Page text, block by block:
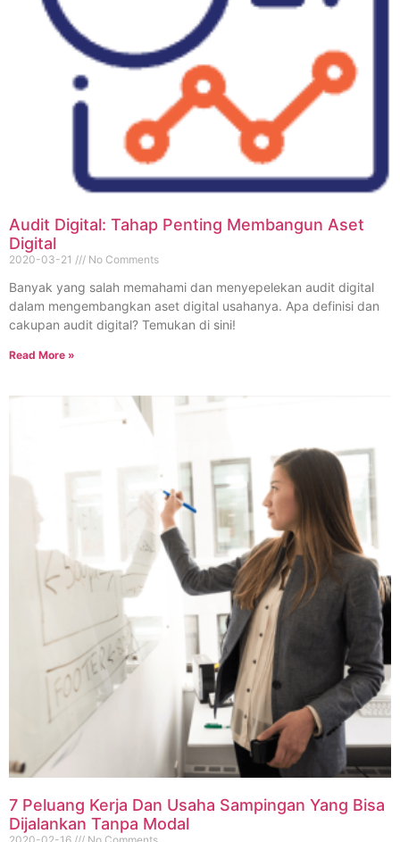
Audit Digital: Tahap Penting Membangun Aset
Digital
2020-03-21 No Comments
Banyak yang salah memahami dan menyepelekan audit digital
dalam mengembangkan aset digital usahanya. Apa definisi dan
cakupan audit digital? Temukan di sini!
Read More »
7 Peluang Kerja Dan Usaha Sampingan Yang Bisa
Dijalankan Tanpa Modal